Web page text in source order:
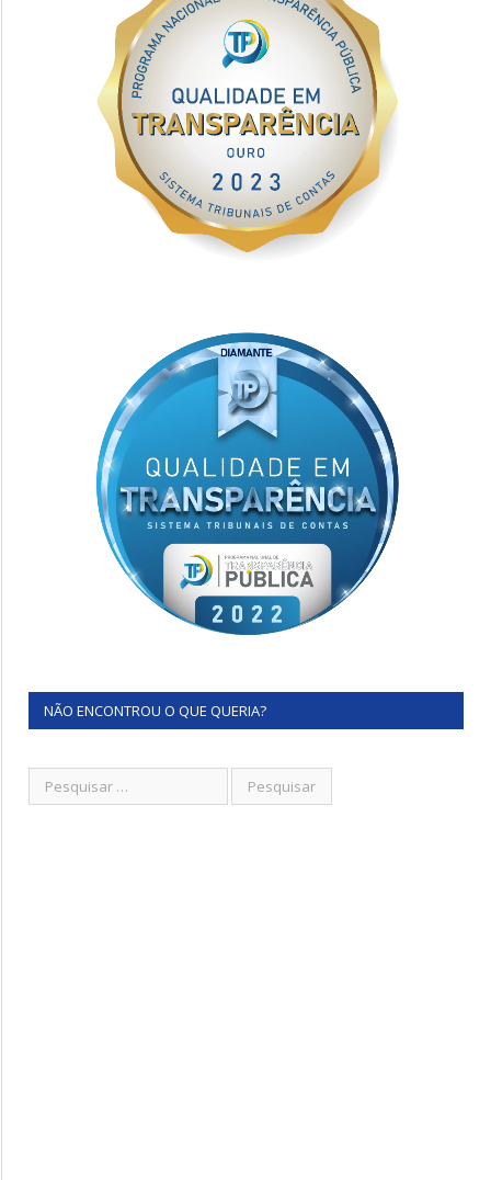
NÃO ENCONTROU O QUE QUERIA?